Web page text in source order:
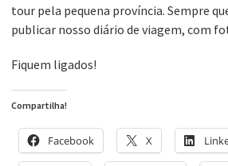
tour pela pequena província. Sempre
publicar nosso diário de viagem, com
Fiquem ligados!
Compartilha!
Facebook X